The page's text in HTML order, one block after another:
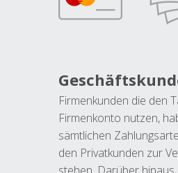
Firmenkunden die den
Firmenkonto nutzen,
sämtlichen
den Privatkunden zur